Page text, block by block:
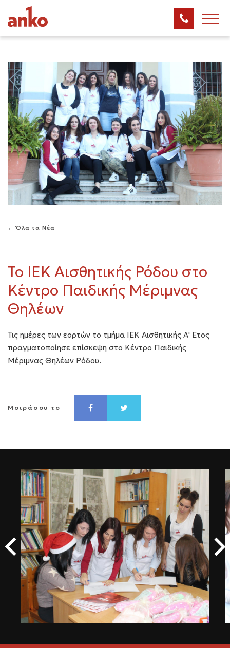
← Όλα τα Νέα
Το ΙΕΚ Αισθητικής Ρόδου στο
Κέντρο Παιδικής Μέριμνας
Θηλέων
Τις ημέρες των εορτών το τμήμα ΙΕΚ Αισθητικής Α' Ετος
πραγματοποίησε επίσκεψη στο Κέντρο Παιδικής
Μέριμνας Θηλέων Ρόδου.
Μοιράσου το